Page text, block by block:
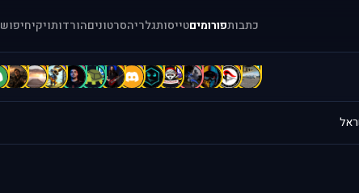
כתבותפורומיםטייסותגלריהסרטוניםהורדותויקיחיפוש
[
A
A
A
b
B
B
b
C
C
C
D
d
D